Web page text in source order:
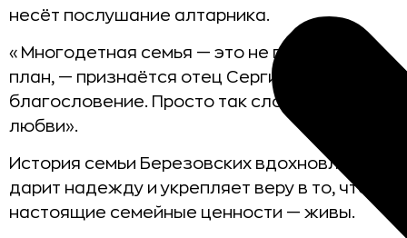
несёт послушание алтарника.
«Многодетная семья — это не проект и не
план, — признаётся отец Сергий, — это
благословение. Просто так сложилось — по
любви».
История семьи Березовских вдохновляет,
дарит надежду и укрепляет веру в то, что
настоящие семейные ценности — живы.